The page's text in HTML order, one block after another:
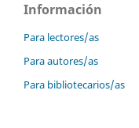
Información
Para lectores/as
Para autores/as
Para bibliotecarios/as